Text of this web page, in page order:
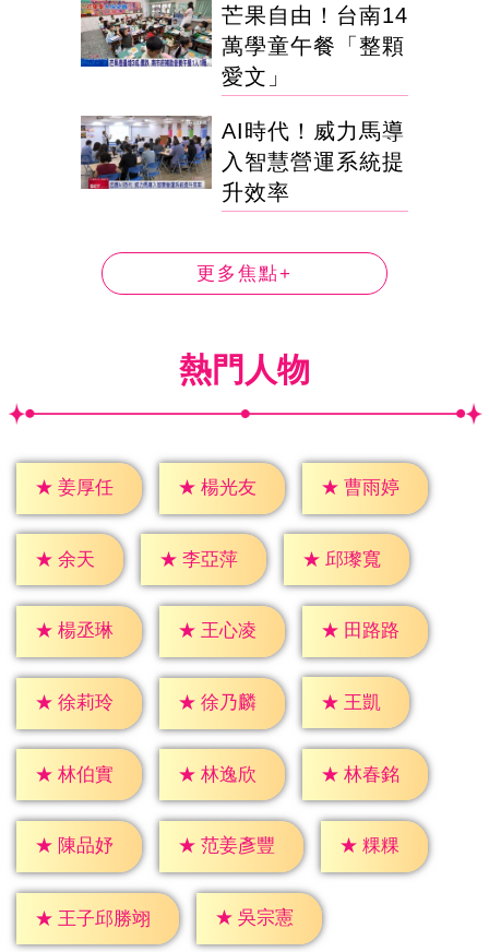
芒果自由！台南14
萬學童午餐「整顆
愛文」
AI時代！威力馬導
入智慧營運系統提
升效率
更多焦點+
熱門人物
★ 姜厚任 ★ 楊光友 ★ 曹雨婷
★ 余天 ★ 李亞萍 ★ 邱瓈寬
★ 楊丞琳 ★ 王心凌 ★ 田路路
★ 徐莉玲 ★ 徐乃麟 ★ 王凱
★ 林伯實 ★ 林逸欣 ★ 林春銘
★ 陳品妤 ★ 范姜彥豐 ★ 粿粿
★ 王子邱勝翊 ★ 吳宗憲